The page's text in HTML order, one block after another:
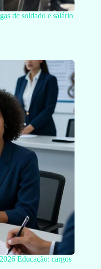
de soldado e salário
Educação: cargos